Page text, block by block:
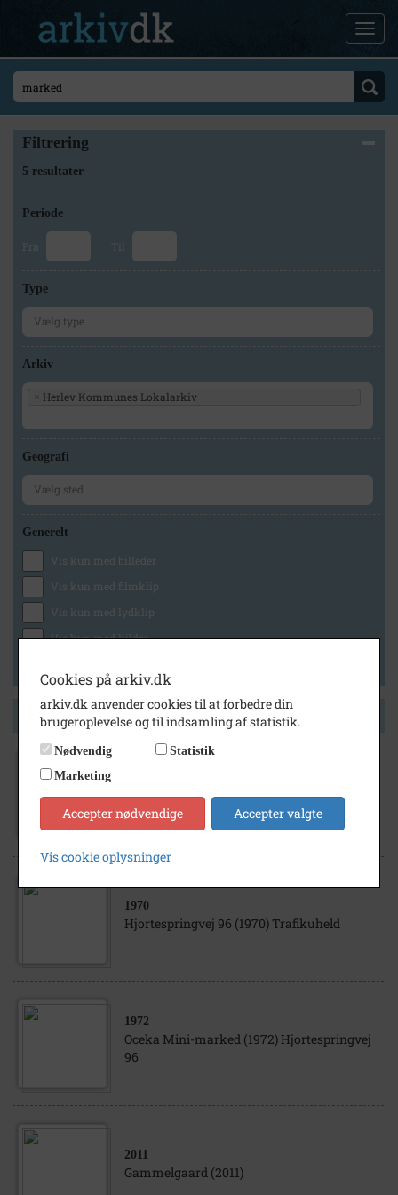
Filtrering
5 resultater
Periode
Fra Til
Type
Arkiv
× Herlev Kommunes Lokalarkiv
Geografi
Generelt
Vis kun med billeder
Vis kun med filmklip
Vis kun med lydklip
Vis kun med kilder
Side 1 af 1
Herlevhuse (1972) Runddyssen 6
1970
Hjortespringvej 96 (1970) Trafikuheld
1972
Oceka Mini-marked (1972) Hjortespringvej
96
2011
Gammelgaard (2011)
Cookies på arkiv.dk
arkiv.dk anvender cookies til at forbedre din
brugeroplevelse og til indsamling af statistik.
Nødvendig
Statistik
Marketing
Accepter nødvendige Accepter valgte
Vis cookie oplysninger